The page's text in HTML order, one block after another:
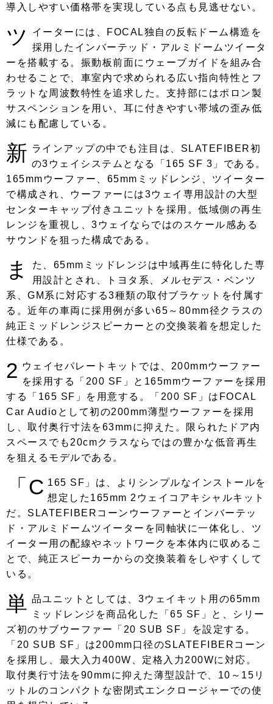
導入しやすい価格帯を実現している点も見逃せない。
ツ
イーターには、FOCAL独自の反転ドーム構造を
採用したインバーテッド・アルミドームツイータ
ーを搭載する。振動板前面にウェーブガイドを組み合
わせることで、車室内で求められる広い指向特性とフ
ラットな周波数特性を追求した。支持部にはポロン製
サスペンションを用い、耳に付きやすい帯域の歪み低
減にも配慮している。
新 ラインアップの中でも注目は、SLATEFIBER初
の3ウェイシステムとなる「165 SF 3」である。
165mmウーファー、65mmミッドレンジ、ツイーター
で構成され、ウーファーには3ウェイ専用設計の大型
センターキャップ付きユニットを採用。低域側の再生
レンジを重視し、3ウェイならではのスケール感ある
サウンドを狙った構成である。
ま
た、65mmミッドレンジは中域再生に特化した専
用設計とされ、トヨタ系、メルセデス・ベンツ
系、GM系に対応する3種類の取付ブラケットを付属す
る。近年の車両に採用例が多い65～80mm径クラスの
純正ミッドレンジスピーカーとの交換装着を想定した
仕様である。
2 ウェイセパレートキットでは、200mmウーファー
を採用する「200 SF」と165mmウーファーを採用
する「165 SF」を用意する。「200 SF」はFOCAL
Car Audioとして初の200mm薄型ウーファーを採用
し、取付奥行寸法を63mmに抑えた。限られたドア内
スペースでも20cmクラスならではの豊かな低音再生
を狙えるモデルである。
「C 165 SF」は、よりシンプルなインストールを
想定した165mm 2ウェイコアキシャルキット
だ。SLATEFIBERコーンウーファーとインバーテッ
ド・アルミドームツイーターを同軸状に一体化し、ツ
イーター用の配線やネットワークを本体内に収めるこ
とで、純正スピーカーからの交換装着をしやすくして
いる。
単 品ユニットとしては、3ウェイキット用の65mm
ミッドレンジを商品化した「65 SF」と、シリー
ズ初のサブウーファー「20 SUB SF」を設定する。
「20 SUB SF」は200mm口径のSLATEFIBERコーン
を採用し、最大入力400W、定格入力200Wに対応。
取付奥行寸法を90mmに抑えた薄型設計で、10～15リ
ットルのコンパクトな密閉式エンクロージャーでの使